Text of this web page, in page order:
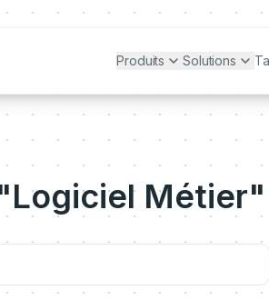
Produits Solutions
Métier"